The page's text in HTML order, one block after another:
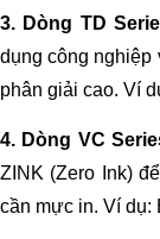
3. Dòng TD
dụng công nghiệp
phân giải cao. Ví
4. Dòng VC
ZINK (Zero Ink)
cần mực in. Ví dụ: